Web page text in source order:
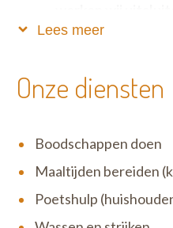
dienstencheques.
verloopt alles volkomen
eerlijkheid en respect
erg menselijk en tegelijk
medewerkers.
Lees meer
Onze diensten
Boodschappen doen
Maaltijden bereiden
Poetshulp